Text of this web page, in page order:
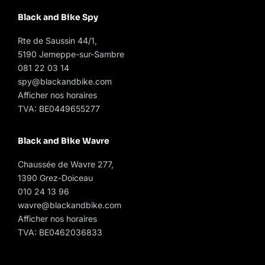
Black and Bike Spy
Rte de Saussin 44/1,
5190 Jemeppe-sur-Sambre
081 22 03 14
spy@blackandbike.com
Afficher nos horaires
TVA: BE0449655277
Black and Bike Wavre
Chaussée de Wavre 277,
1390 Grez-Doiceau
010 24 13 96
wavre@blackandbike.com
Afficher nos horaires
TVA: BE0462036833